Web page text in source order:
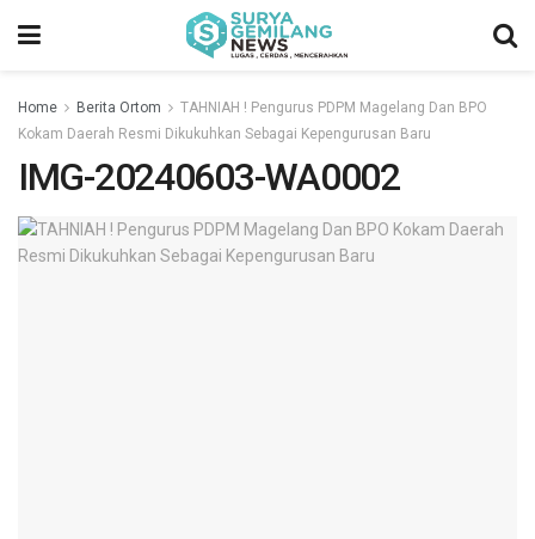
Home Berita Ortom
TAHNIAH ! Pengurus PDPM Magelang Dan BPO
Kokam Daerah Resmi Dikukuhkan Sebagai Kepengurusan Baru
IMG-20240603-WA0002